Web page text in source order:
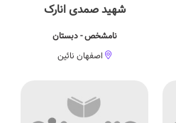
شهید صمدی انارک
نامشخص - دبستان
اصفهان نائین